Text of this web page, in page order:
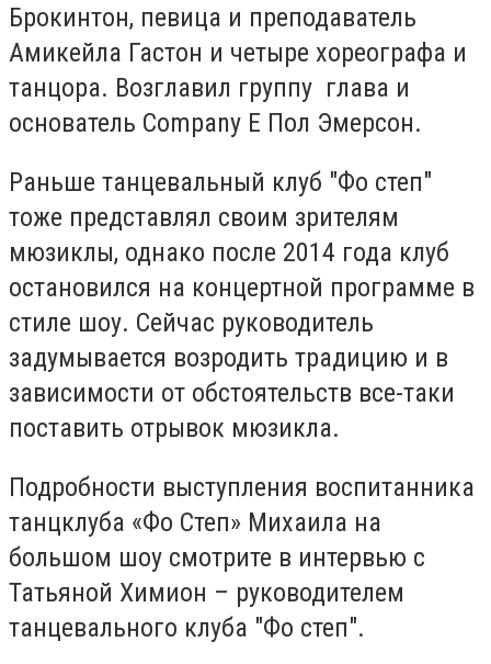
Брокинтон, певица и преподаватель
Амикейла Гастон и четыре хореографа и
танцора. Возглавил группу глава и
основатель Company E Пол Эмерсон.
Раньше танцевальный клуб "Фо степ"
тоже представлял своим зрителям
мюзиклы, однако после 2014 года клуб
остановился на концертной программе в
стиле шоу. Сейчас руководитель
задумывается возродить традицию и в
зависимости от обстоятельств все-таки
поставить отрывок мюзикла.
Подробности выступления воспитанника
танцклуба «Фо Степ» Михаила на
большом шоу смотрите в интервью с
Татьяной Химион – руководителем
танцевального клуба "Фо степ".